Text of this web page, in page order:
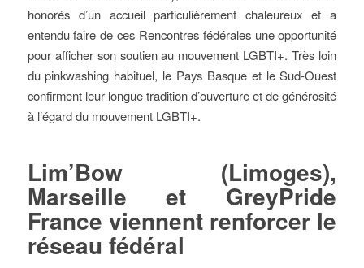
honorés d’un accueil particulièrement chaleureux et a
entendu faire de ces Rencontres fédérales une opportunité
pour afficher son soutien au mouvement LGBTI+. Très loin
du pinkwashing habituel, le Pays Basque et le Sud-Ouest
confirment leur longue tradition d’ouverture et de générosité
à l’égard du mouvement LGBTI+.
Lim’Bow (Limoges),
Marseille et GreyPride
France viennent renforcer le
réseau fédéral